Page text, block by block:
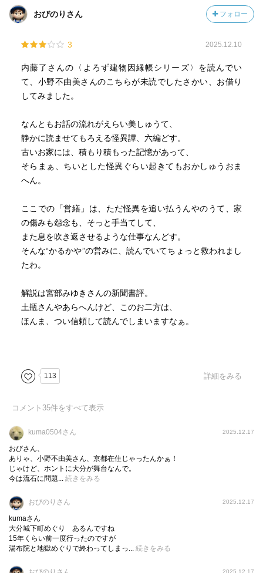
い。
屋根裏から跫音がする
雨の日にお悔みがやってくる
戸を開けると其処にアレがいる
わたしん家の小物は明確に、建て付けの悪さや、家屋に住
む鼠や蜚蠊（ごきぶり）や、蛇口から滴り落ちる水音や、
外を徘徊する動物と雨音、物置に入り込んだ小動物だと思
霊能力のない尾端さんは、あの世の論理を何故か理解して
いる。だから「営繕」すると異世界は悪さをしなくなる。
おびのりさん フォロー
3 2025.12.10
内藤了さんの〈よろず建物因縁帳シリーズ〉を読んでい
て、小野不由美さんのこちらが未読でしたさかい、お借り
してみました。
なんともお話の流れがえらい美しゅうて、
静かに読ませてもろえる怪異譚、六編どす。
古いお家には、積もり積もった記憶があって、
そらまぁ、ちいとした怪異ぐらい起きてもおかしゅうおま
へん。
ここでの「営繕」は、ただ怪異を追い払うんやのうて、家
の傷みも怨念も、そっと手当てして、
また息を吹き返させるような仕事なんどす。
そんな“かるかや”の営みに、読んでいてちょっと救われまし
たわ。
解説は宮部みゆきさんの新聞書評。
土瓶さんやあらへんけど、このお二方は、
ほんま、つい信頼して読んでしまいますなぁ。
113 詳細をみる
コメント 35件をすべて表示
kuma0504さん 2025.12.17
おびさん、
ありゃ、小野不由美さん、京都在住じゃったんかぁ！
じゃけど、ホントに大分が舞台なんで。
今は流石に問題... 続きをみる
おびのりさん 2025.12.17
kumaさん
大分城下町めぐり あるんですね
15年くらい前一度行ったのですが
湯布院と地獄めぐりで終わってしまっ... 続きをみる
2025.12.17